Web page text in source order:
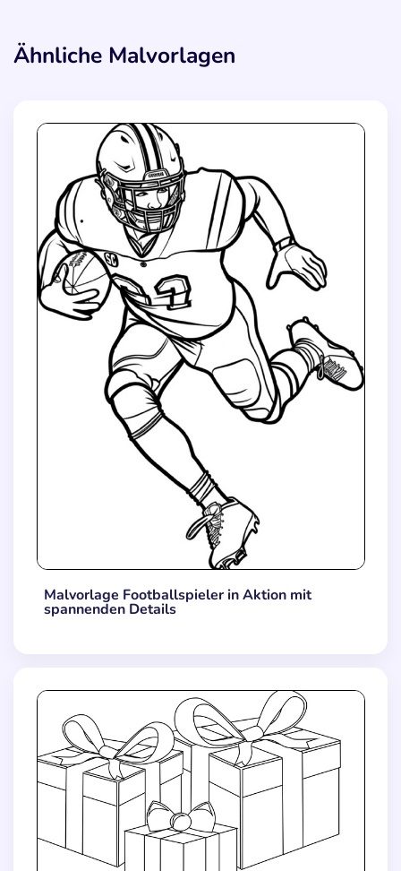
Ähnliche Malvorlagen
Malvorlage Footballspieler in Aktion mit
spannenden Details